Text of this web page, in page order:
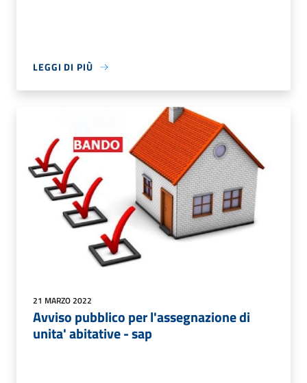
LEGGI DI PIÙ
21 MARZO 2022
Avviso pubblico per l'assegnazione di
unita' abitative - sap